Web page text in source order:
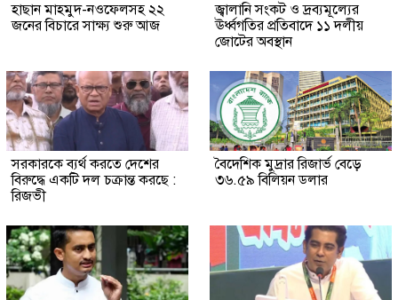
হাছান মাহমুদ-নওফেলসহ ২২
জনের বিচারে সাক্ষ্য শুরু আজ
জ্বালানি সংকট ও দ্রব্যমূল্যের
ঊর্ধ্বগতির প্রতিবাদে ১১ দলীয়
জোটের অবস্থান
সরকারকে ব্যর্থ করতে দেশের
বিরুদ্ধে একটি দল চক্রান্ত করছে :
রিজভী
বৈদেশিক মুদ্রার রিজার্ভ বেড়ে
৩৬.৫৯ বিলিয়ন ডলার